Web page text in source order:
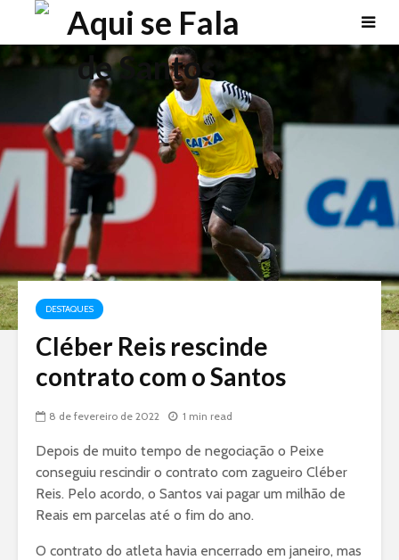
DESTAQUES
Cléber Reis rescinde
contrato com o Santos
8 de fevereiro de 2022 1 min read
Depois de muito tempo de negociação o Peixe
conseguiu rescindir o contrato com zagueiro Cléber
Reis. Pelo acordo, o Santos vai pagar um milhão de
Reais em parcelas até o fim do ano.
O contrato do atleta havia encerrado em janeiro, mas